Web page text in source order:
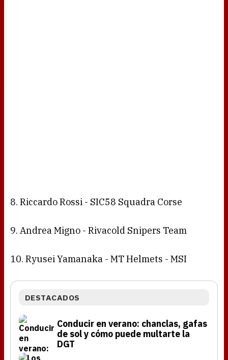
8. Riccardo Rossi - SIC58 Squadra Corse
9. Andrea Migno - Rivacold Snipers Team
10. Ryusei Yamanaka - MT Helmets - MSI
DESTACADOS
Conducir en verano: chanclas, gafas
de sol y cómo puede multarte la
DGT